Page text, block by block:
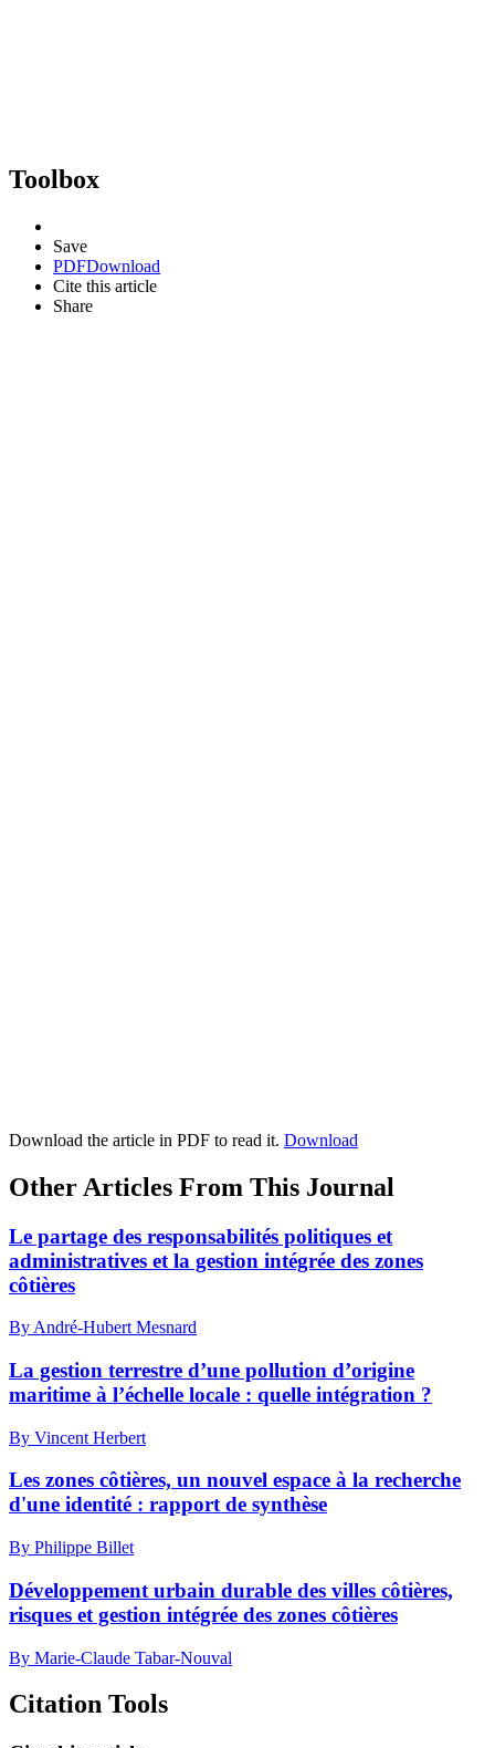
Toolbox
Save
PDFDownload
Cite this article
Share
Download the article in PDF to read it. Download
Other Articles From This Journal
Le partage des responsabilités politiques et
administratives et la gestion intégrée des zones
côtières
By André-Hubert Mesnard
La gestion terrestre d’une pollution d’origine
maritime à l’échelle locale : quelle intégration ?
By Vincent Herbert
Les zones côtières, un nouvel espace à la recherche
d'une identité : rapport de synthèse
By Philippe Billet
Développement urbain durable des villes côtières,
risques et gestion intégrée des zones côtières
By Marie-Claude Tabar-Nouval
Citation Tools